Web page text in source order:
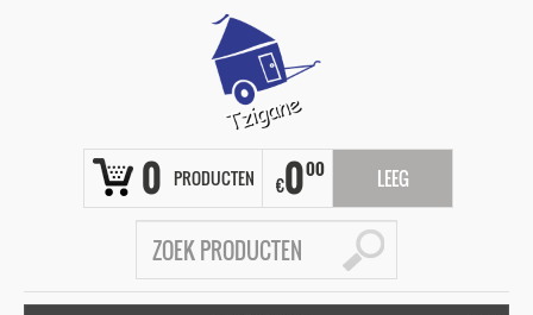
0 PRODUCTEN €000 LEEG